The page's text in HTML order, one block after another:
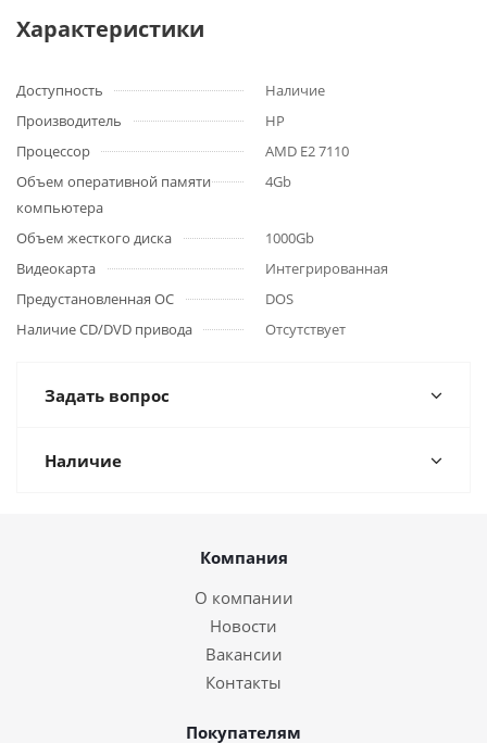
Характеристики
Доступность
Наличие
Производитель
HP
Процессор
AMD E2 7110
Объем оперативной памяти
компьютера
4Gb
Объем жесткого диска
1000Gb
Видеокарта
Интегрированная
Предустановленная ОС
DOS
Наличие CD/DVD привода
Отсутствует
Задать вопрос
Наличие
Компания
О компании
Новости
Вакансии
Контакты
Покупателям